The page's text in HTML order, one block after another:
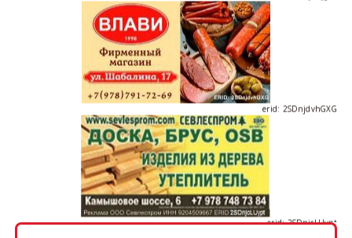
erid: 2SDnjdvhGXG